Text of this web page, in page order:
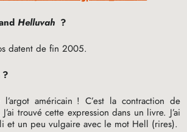
Helluvah ?
datent de fin 2005.
?
américain ! C’est la contraction de
trouvé cette expression dans un livre. J’ai
et un peu vulgaire avec le mot Hell (rires).